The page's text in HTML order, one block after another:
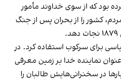
بود که از سوی خداوند مأمور
کشور را از بحران پس از جنگ
برای سرکوب استفاده کرد. در
نماینده خدا بر زمین معرفی
در سخنرانی‌هایش طالبان را